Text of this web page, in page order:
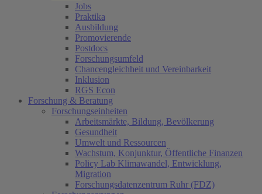
Jobs
Praktika
Ausbildung
Promovierende
Postdocs
Forschungsumfeld
Chancengleichheit und Vereinbarkeit
Inklusion
RGS Econ
Forschung & Beratung
Forschungseinheiten
Arbeitsmärkte, Bildung, Bevölkerung
Gesundheit
Umwelt und Ressourcen
Wachstum, Konjunktur, Öffentliche Finanzen
Policy Lab Klimawandel, Entwicklung,
Migration
Forschungsdatenzentrum Ruhr (FDZ)